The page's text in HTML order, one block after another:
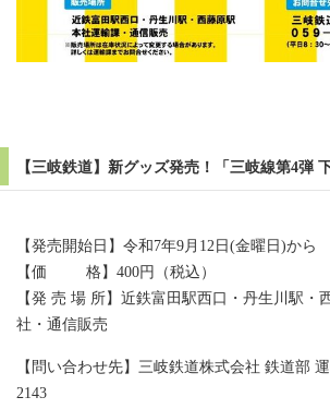
【三岐鉄道】新グッズ発売！「三岐線第4弾
【発売開始日】令和7年9月12日(金曜日)から
【価 格】400円（税込）
【発 売 場 所】近鉄富田駅西口・丹生川駅・
社・通信販売
【問い合わせ先】三岐鉄道株式会社 鉄道部
2143